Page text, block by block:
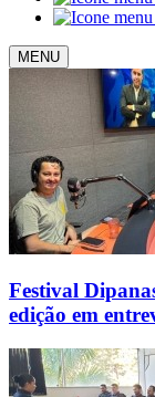
MENU
Festival
edição em